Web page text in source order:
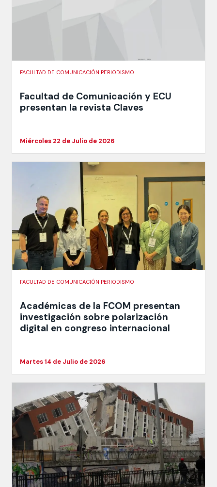
FACULTAD DE COMUNICACIÓN PERIODISMO
Facultad de Comunicación y ECU
presentan la revista Claves
Miércoles 22 de Julio de 2026
FACULTAD DE COMUNICACIÓN PERIODISMO
Académicas de la FCOM presentan
investigación sobre polarización
digital en congreso internacional
Martes 14 de Julio de 2026